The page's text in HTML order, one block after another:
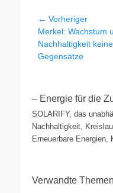
← Vorheriger
Vorheriger
Beitrag:
Merkel: Wachstum
Nachhaltigkeit keine
Gegensätze
– Energie für die
SOLARIFY, das
Nachhaltigkeit,
Erneuerbare Energien,
Verwandte Themen